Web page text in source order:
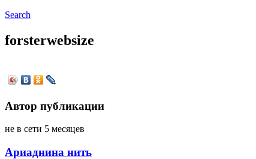
Search
forsterwebsize
Автор публикации
не в сети 5 месяцев
Ариаднина нить